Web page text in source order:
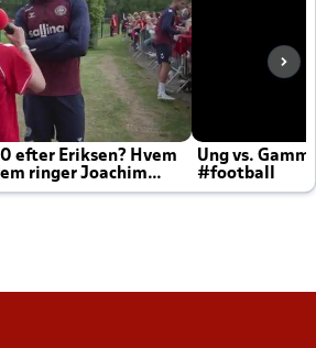
efter Eriksen? Hvem
ringer Joachim
Ung vs.
#football